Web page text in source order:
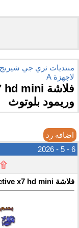
منتديات ثري جي شيرنج
لاجهزة A
وريمود بلوتوث
اضافه رد
6 - 5 - 2026
فلاشة active x7 hd miniواى فاى داخلى وريمود بلوتوث